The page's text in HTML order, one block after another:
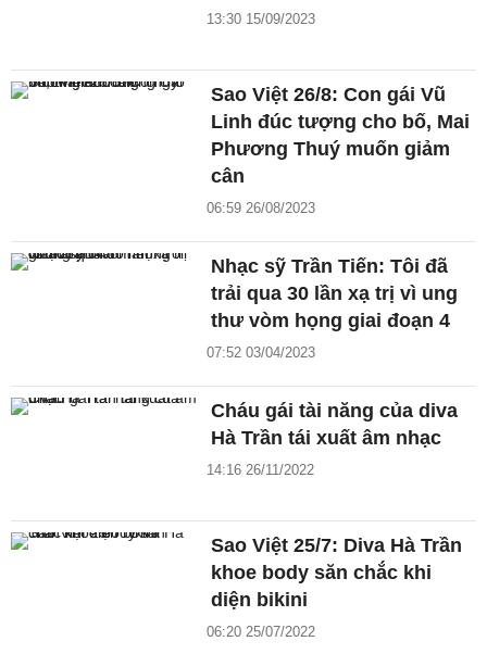
13:30 15/09/2023
Sao Việt 26/8: Con gái Vũ
Linh đúc tượng cho bố, Mai
Phương Thuý muốn giảm
cân
06:59 26/08/2023
Nhạc sỹ Trần Tiến: Tôi đã
trải qua 30 lần xạ trị vì ung
thư vòm họng giai đoạn 4
07:52 03/04/2023
Cháu gái tài năng của diva
Hà Trần tái xuất âm nhạc
14:16 26/11/2022
Sao Việt 25/7: Diva Hà Trần
khoe body săn chắc khi
diện bikini
06:20 25/07/2022